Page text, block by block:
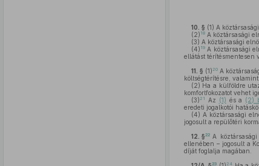
10. § (1) A
(2) 18A köztársasági
(3) A köztársasági
(4) 19A köztársasági
ellátást térítésmentesen
11. § (1) 20A
költségtérítésre,
(2) Ha a külföldre
komfortfokozatot vehet
(3) 21 Az (1) és a (2)
eredeti jogalkotói
(4) A köztársasági
jogosult a repülőtéri
12. §22 A
ellenében – jogosult a
díját foglalja magában.
23 24